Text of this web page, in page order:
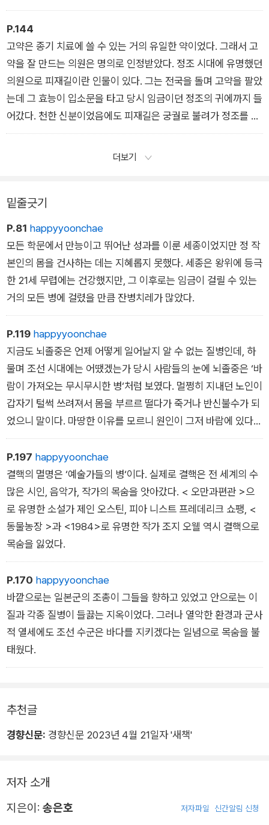
난 종친이 술잔을 몰래 깨뜨렸다는 일화가 전해진다. 성종은 여성
편력도 심했다. 그에게는 열두 명의 부인이 있었고 37세 때는 슬
하에 16남 12녀나 되는 자식들이 있었다. ▶ ‘소리 소문 없이 찾
아온 대장암 – 성종’
P.144
고약은 종기 치료에 쓸 수 있는 거의 유일한 약이었다. 그래서 고
약을 잘 만드는 의원은 명의로 인정받았다. 정조 시대에 유명했던
의원으로 피재길이란 인물이 있다. 그는 전국을 돌며 고약을 팔았
는데 그 효능이 입소문을 타고 당시 임금이던 정조의 귀에까지 들
어갔다. 천한 신분이었음에도 피재길은 궁궐로 불려가 정조를 알
현하고 그의 종기 치료를 위해 고약을 만들었다. 종기가 씻은 듯
이 낫자 정조는 흡족해하며 피재길을 내의원의 침의에 임명하고
– 문종’
더보기
밑줄긋기
P.81 happyyoonchae
모든 학문에서 만능이고 뛰어난 성과를 이룬 세종이었지만 정 작
본인의 몸을 건사하는 데는 지혜롭지 못했다. 세종은 왕위에 등극
한 21세 무렵에는 건강했지만, 그 이후로는 임금이 걸릴 수 있는
거의 모든 병에 걸렸을 만큼 잔병치레가 많았다.
P.119 happyyoonchae
지금도 뇌졸중은 언제 어떻게 일어날지 알 수 없는 질병인데, 하
물며 조선 시대에는 어땠겠는가 당시 사람들의 눈에 뇌졸중은 ‘바
람이 가져오는 무시무시한 병‘처럼 보였다. 멀쩡히 지내던 노인이
갑자기 털썩 쓰려져서 몸을 부르르 떨다가 죽거나 반신불수가 되
었으니 말이다. 마땅한 이유를 모르니 원인이 그저 바람에 있다고
생각할 만하다. 그래서 사람들은 뇌졸중을 중풍이라고 불렀다.
P.197 happyyoonchae
결핵의 멸명은 ‘예술가들의 병‘이다. 실제로 결핵은 전 세계의 수
많은 시인, 음악가, 작가의 목숨을 앗아갔다. < 오만과편관 >으
로 유명한 소설가 제인 오스틴, 피아 니스트 프레데리크 쇼팽, <
동물농장 >과 <1984>로 유명한 작가 조지 오웰 역시 결핵으로
목숨을 잃었다.
P.170 happyyoonchae
바깥으로는 일본군의 조총이 그들을 향하고 있었고 안으로는 이
질과 각종 질병이 들끓는 지옥이었다. 그러나 열악한 환경과 군사
적 열세에도 조선 수군은 바다를 지키겠다는 일념으로 목숨을 불
태웠다.
추천글
경향신문: 경향신문 2023년 4월 21일자 '새책'
저자 소개
지은이: 송은호 저자파일 신간알림 신청